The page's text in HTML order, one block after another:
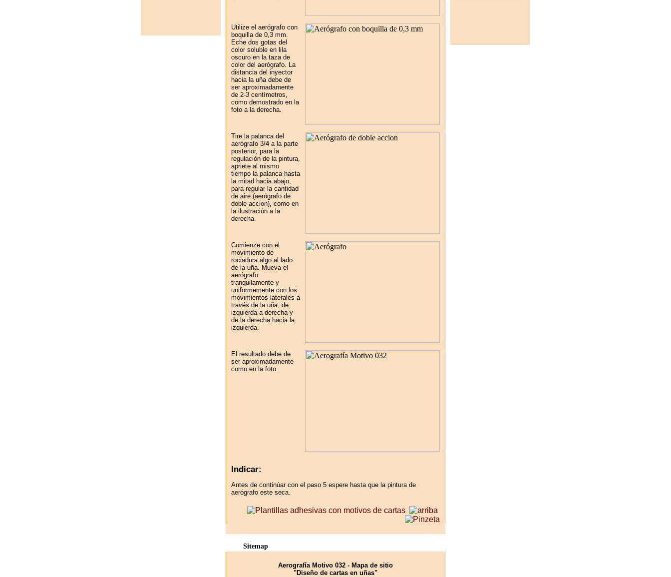
Utilize el aerógrafo con
boquilla de 0,3 mm.
Eche dos gotas del
color soluble en lila
oscuro en la taza de
color del aerógrafo. La
distancia del inyector
hacia la uña debe de
ser aproximadamente
de 2-3 centímetros,
como demostrado en la
foto a la derecha.
Tire la palanca del
aerógrafo 3/4 a la parte
posterior, para la
regulación de la pintura,
apriete al mismo
tiempo la palanca hasta
la mitad hacia abajo,
para regular la cantidad
de aire (aerógrafo de
doble accion), como en
la ilustración a la
derecha.
Comienze con el
movimiento de
rociadura algo al lado
de la uña. Mueva el
aerógrafo
tranquilamente y
uniformemente con los
movimientos laterales a
través de la uña, de
izquierda a derecha y
de la derecha hacia la
izquierda.
El resultado debe de
ser aproximadamente
como en la foto.
Indicar:
Antes de continúar con el paso 5 espere hasta que la pintura de
aerógrafo este seca.
Sitemap
Aerografía Motivo 032 - Mapa de sitio
"Diseño de cartas en uñas"